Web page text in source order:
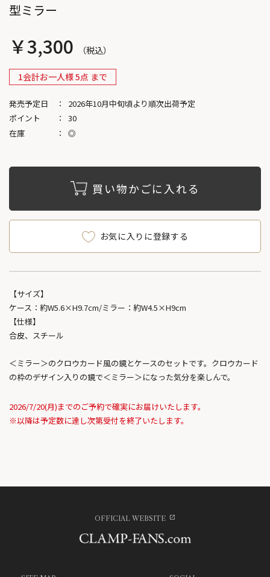
型ミラー
￥3,300
1会計お一人様 5点 まで
発売予定日
2026年10月中旬頃より順次出荷予定
ポイント
30
在庫
◎
買い物かごに入れる
お気に入りに登録する
【サイズ】
ケース：約W5.6×H9.7cm/ミラー：約W4.5×H9cm
【仕様】
合皮、スチール
＜ミラー＞のクロウカード風の鏡とケースのセットです。クロウカード
の枠のデザイン入りの鏡で＜ミラー＞になった気分を楽しんで。
2026/7/20(月)までのご予約で確実にお届けいたします。
※以降は予定数に達し次第受付を終了いたします。
OFFICIAL WEBSITE